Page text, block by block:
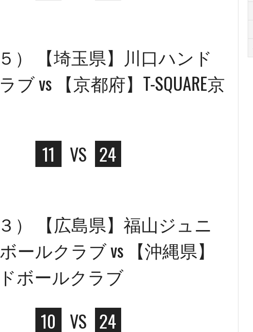
） 【埼玉県】川口ハンド
ブ vs 【京都府】T-SQUARE京
11
VS 24
） 【広島県】福山ジュニ
ールクラブ vs 【沖縄県】
ボールクラブ
10
VS 24